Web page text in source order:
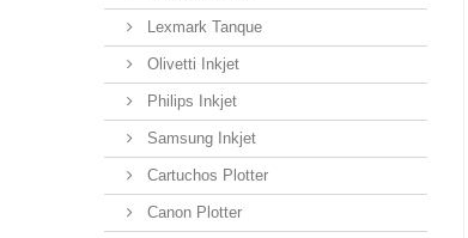
Lexmark Tanque
Olivetti Inkjet
Philips Inkjet
Samsung Inkjet
Cartuchos Plotter
Canon Plotter